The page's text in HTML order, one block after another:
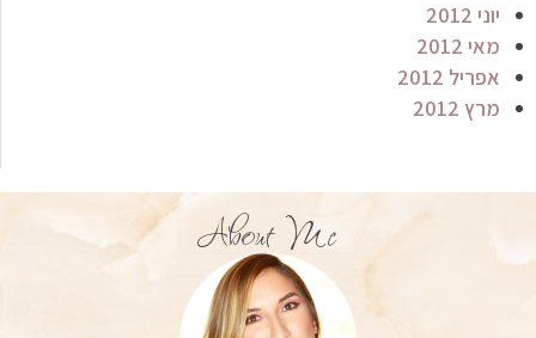
יוני 2012
מאי 2012
אפריל 2012
מרץ 2012
About Me